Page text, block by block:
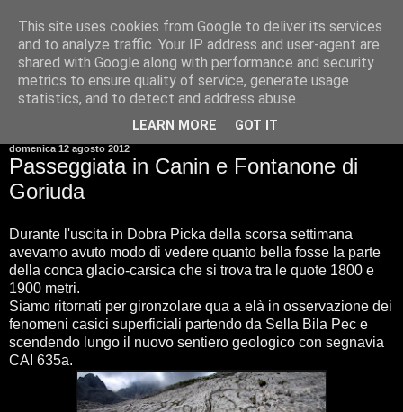
domenica 12 agosto 2012
Passeggiata in Canin e Fontanone di
Goriuda
Durante l'uscita in Dobra Picka della scorsa settimana
avevamo avuto modo di vedere quanto bella fosse la parte
della conca glacio-carsica che si trova tra le quote 1800 e
1900 metri.
Siamo ritornati per gironzolare qua a elà in osservazione dei
fenomeni casici superficiali partendo da Sella Bila Pec e
scendendo lungo il nuovo sentiero geologico con segnavia
CAI 635a.
This site uses cookies from Google to deliver its services
and to analyze traffic. Your IP address and user-agent are
shared with Google along with performance and security
metrics to ensure quality of service, generate usage
statistics, and to detect and address abuse.
LEARN MORE GOT IT